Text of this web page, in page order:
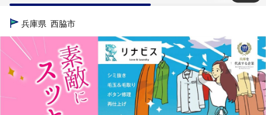
TOP
TOP 【リナビス】クリーニング＋保管 <衣類20
TOP ファッション 【リナビス】クリーニング＋保管 <衣類20
ファッション 服 【リナビス】クリーニング＋保管
ファッション その他ファッション 【リナビス】クリ
兵庫県 西脇市